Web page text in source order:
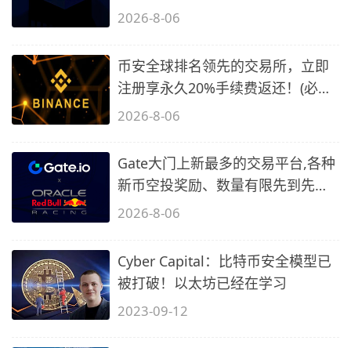
备1)
2026-8-06
币安全球排名领先的交易所，立即
注册享永久20%手续费返还！(必备
2)
2026-8-06
Gate大门上新最多的交易平台,各种
新币空投奖励、数量有限先到先
得…
2026-8-06
Cyber Capital：比特币安全模型已
被打破！以太坊已经在学习
2023-09-12